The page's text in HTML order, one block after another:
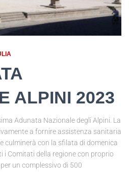
ALPINI 2023
Adunata Nazionale degli Alpini. La
a fornire assistenza sanitaria
culminerà con la sfilata di domenica
i Comitati della regione con proprio
un complessivo di 500